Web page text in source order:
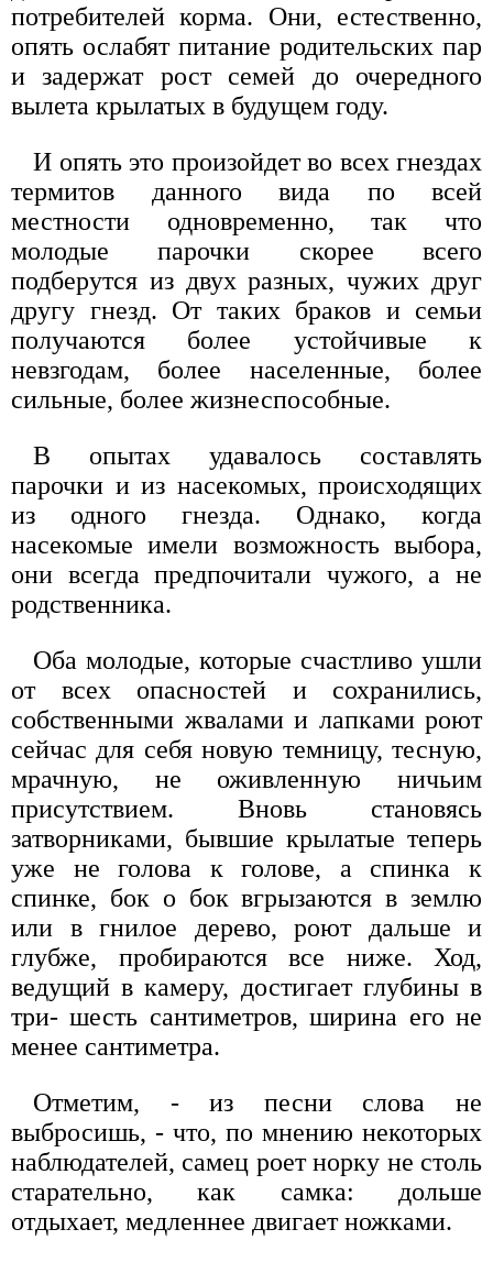
потребителей корма. Они, естественно,
опять ослабят питание родительских пар
и задержат рост семей до очередного
вылета крылатых в будущем году.
И опять это произойдет во всех гнездах
термитов данного вида по всей
местности одновременно, так что
молодые парочки скорее всего
подберутся из двух разных, чужих друг
другу гнезд. От таких браков и семьи
получаются более устойчивые к
невзгодам, более населенные, более
сильные, более жизнеспособные.
В опытах удавалось составлять
парочки и из насекомых, происходящих
из одного гнезда. Однако, когда
насекомые имели возможность выбора,
они всегда предпочитали чужого, а не
родственника.
Оба молодые, которые счастливо ушли
от всех опасностей и сохранились,
собственными жвалами и лапками роют
сейчас для себя новую темницу, тесную,
мрачную, не оживленную ничьим
присутствием. Вновь становясь
затворниками, бывшие крылатые теперь
уже не голова к голове, а спинка к
спинке, бок о бок вгрызаются в землю
или в гнилое дерево, роют дальше и
глубже, пробираются все ниже. Ход,
ведущий в камеру, достигает глубины в
три- шесть сантиметров, ширина его не
менее сантиметра.
Отметим, - из песни слова не
выбросишь, - что, по мнению некоторых
наблюдателей, самец роет норку не столь
старательно, как самка: дольше
отдыхает, медленнее двигает ножками.